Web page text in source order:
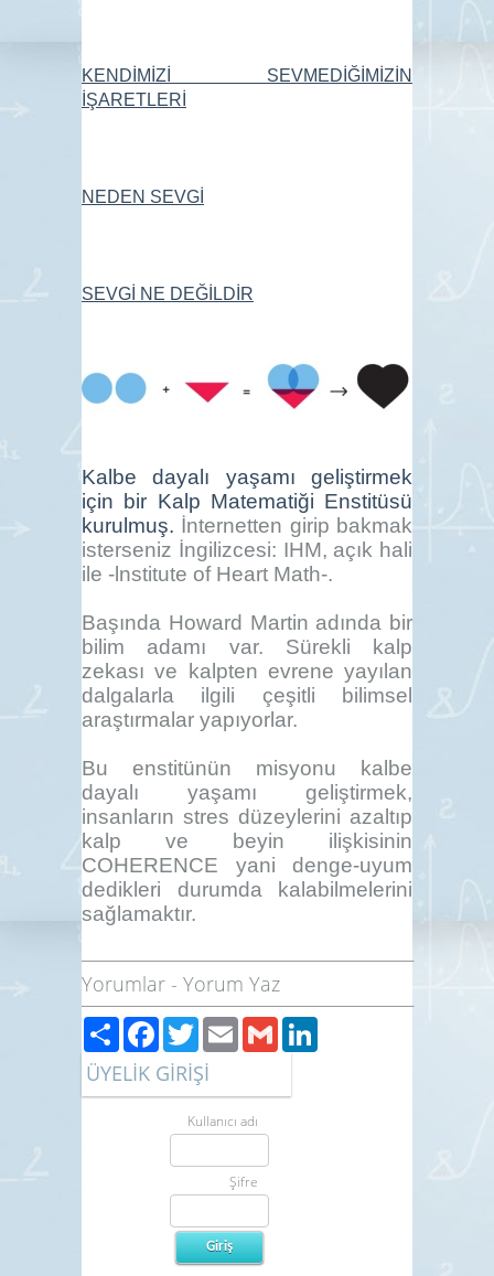
KENDİMİZİ SEVMEDİĞİMİZİN
İŞARETLERİ
NEDEN SEVGİ
SEVGİ NE DEĞİLDİR
Kalbe dayalı yaşamı geliştirmek
için bir Kalp Matematiği Enstitüsü
kurulmuş. İnternetten girip bakmak
isterseniz İngilizcesi: IHM, açık hali
ile -lnstitute of Heart Math-.
Başında Howard Martin adında bir
bilim adamı var. Sürekli kalp
zekası ve kalpten evrene yayılan
dalgalarla ilgili çeşitli bilimsel
araştırmalar yapıyorlar.
Bu enstitünün misyonu kalbe
dayalı yaşamı geliştirmek,
insanların stres düzeylerini azaltıp
kalp ve beyin ilişkisinin
COHERENCE yani denge-uyum
dedikleri durumda kalabilmelerini
sağlamaktır.
Yorumlar - Yorum Yaz
PaylaşFacebook
TwitterEmailGmail
ÜYELİK GİRİŞİ
Kullanıcı adı
Şifre